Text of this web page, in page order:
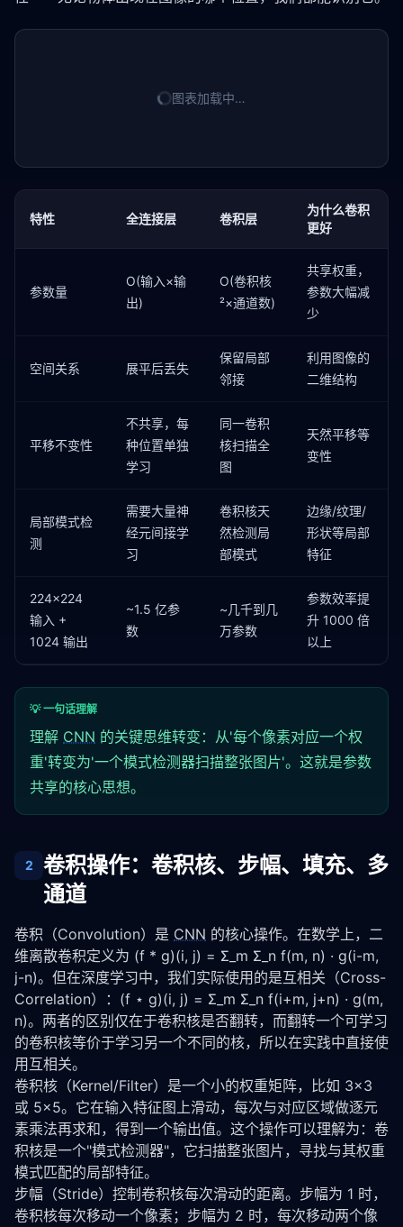
图表加载中…
特性 全连接层 卷积层
为什么卷积
更好
参数量
O(输入×输
出)
O(卷积核
²×通道数)
共享权重，
参数大幅减
少
空间关系 展平后丢失
保留局部
邻接
利用图像的
二维结构
平移不变性
不共享，每
种位置单独
学习
同一卷积
核扫描全
图
天然平移等
变性
局部模式检
测
需要大量神
经元间接学
习
卷积核天
然检测局
部模式
边缘/纹理/
形状等局部
特征
224×224
输入 +
1024 输出
~1.5 亿参
数
~几千到几
万参数
参数效率提
升 1000 倍
以上
💡 一句话理解
理解 CNN 的关键思维转变：从'每个像素对应一个权
重'转变为'一个模式检测器扫描整张图片'。这就是参数
共享的核心思想。
2
卷积操作：卷积核、步幅、填充、多
通道
卷积（Convolution）是 CNN 的核心操作。在数学上，二
维离散卷积定义为 (f * g)(i, j) = Σ_m Σ_n f(m, n) · g(i-m,
j-n)。但在深度学习中，我们实际使用的是互相关（Cross-
Correlation）：(f ⋆ g)(i, j) = Σ_m Σ_n f(i+m, j+n) · g(m,
n)。两者的区别仅在于卷积核是否翻转，而翻转一个可学习
的卷积核等价于学习另一个不同的核，所以在实践中直接使
用互相关。
卷积核（Kernel/Filter）是一个小的权重矩阵，比如 3×3
或 5×5。它在输入特征图上滑动，每次与对应区域做逐元
素乘法再求和，得到一个输出值。这个操作可以理解为：卷
积核是一个"模式检测器"，它扫描整张图片，寻找与其权重
模式匹配的局部特征。
步幅（Stride）控制卷积核每次滑动的距离。步幅为 1 时，
卷积核每次移动一个像素；步幅为 2 时，每次移动两个像